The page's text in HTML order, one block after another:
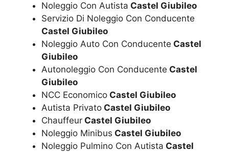
Noleggio Con Autista Castel Giubileo
Servizio Di Noleggio Con Conducente
Castel Giubileo
Noleggio Auto Con Conducente Castel
Giubileo
Autonoleggio Con Conducente Castel
Giubileo
NCC Economico Castel Giubileo
Autista Privato Castel Giubileo
Chauffeur Castel Giubileo
Noleggio Minibus Castel Giubileo
Noleggio Pulmino Con Autista Castel